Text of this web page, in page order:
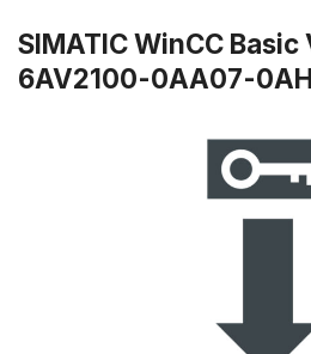
SIMATIC WinCC
6AV2100-0AA07-